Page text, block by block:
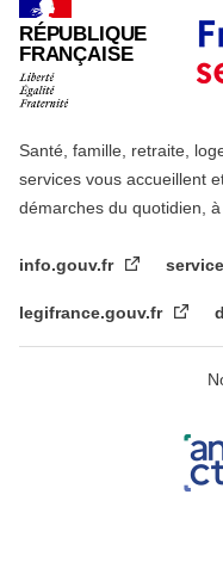
RÉPUBLIQUE
FRANÇAISE
Santé, famille, retraite,
services vous accueillent
démarches du quotidien,
info.gouv.fr
legifrance.gouv.fr